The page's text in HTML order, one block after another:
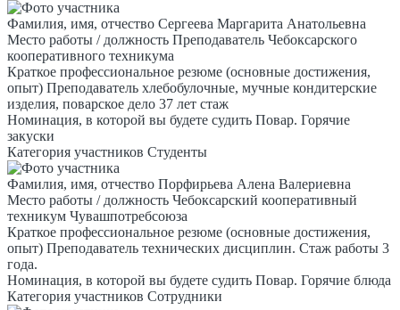
Фамилия, имя, отчество Сергеева Маргарита Анатольевна
Место работы / должность Преподаватель Чебоксарского
кооперативного техникума
Краткое профессиональное резюме (основные достижения,
опыт) Преподаватель хлебобулочные, мучные кондитерские
изделия, поварское дело 37 лет стаж
Номинация, в которой вы будете судить Повар. Горячие
закуски
Категория участников Студенты
Фамилия, имя, отчество Порфирьева Алена Валериевна
Место работы / должность Чебоксарский кооперативный
техникум Чувашпотребсоюза
Краткое профессиональное резюме (основные достижения,
опыт) Преподаватель технических дисциплин. Стаж работы 3
года.
Номинация, в которой вы будете судить Повар. Горячие блюда
Категория участников Сотрудники